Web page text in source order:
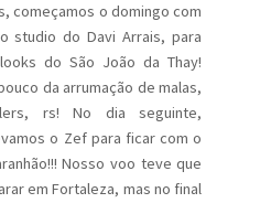
começamos o domingo com
studio do Davi Arrais, para
do São João da Thay!
da arrumação de malas,
rs! No dia seguinte,
o Zef para ficar com o
Nosso voo teve que
em Fortaleza, mas no final